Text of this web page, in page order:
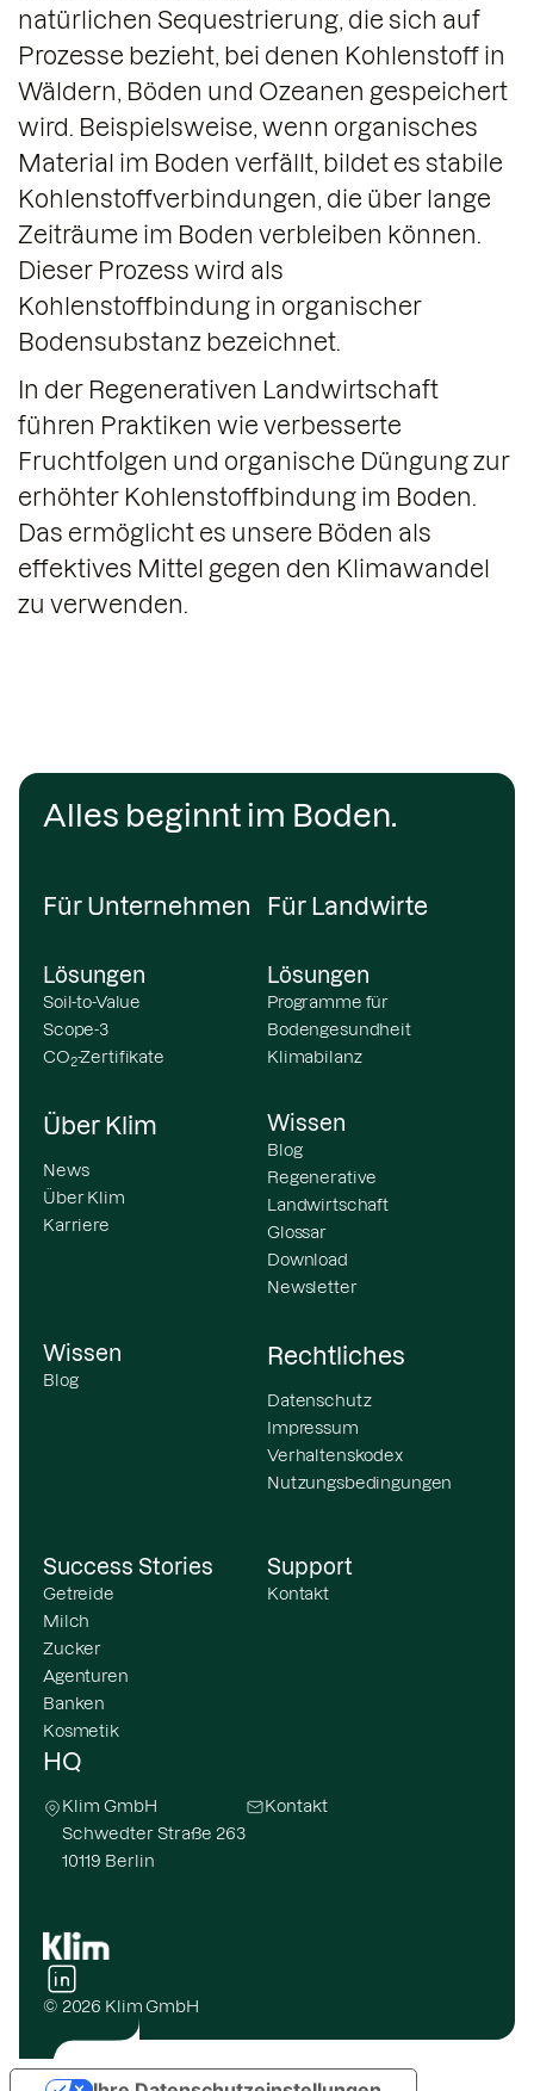
natürlichen Sequestrierung, die sich auf
Prozesse bezieht, bei denen Kohlenstoff in
Wäldern, Böden und Ozeanen gespeichert
wird. Beispielsweise, wenn organisches
Material im Boden verfällt, bildet es stabile
Kohlenstoffverbindungen, die über lange
Zeiträume im Boden verbleiben können.
Dieser Prozess wird als
Kohlenstoffbindung in organischer
Bodensubstanz bezeichnet.
In der Regenerativen Landwirtschaft
führen Praktiken wie verbesserte
Fruchtfolgen und organische Düngung zur
erhöhter Kohlenstoffbindung im Boden.
Das ermöglicht es unsere Böden als
effektives Mittel gegen den Klimawandel
zu verwenden.
Alles beginnt im Boden.
Für Unternehmen
Lösungen
Soil-to-Value
Scope-3
CO2-Zertifikate
Für Landwirte
Lösungen
Programme für
Bodengesundheit
Klimabilanz
Über Klim
News
Über Klim
Karriere
Wissen
Blog
Regenerative
Landwirtschaft
Glossar
Download
Newsletter
Wissen
Blog
Rechtliches
Datenschutz
Impressum
Verhaltenskodex
Nutzungsbedingungen
Success Stories
Getreide
Milch
Zucker
Agenturen
Banken
Kosmetik
Support
Kontakt
HQ
Klim GmbH
Schwedter Straße 263
10119 Berlin
Kontakt
© 2026 Klim GmbH